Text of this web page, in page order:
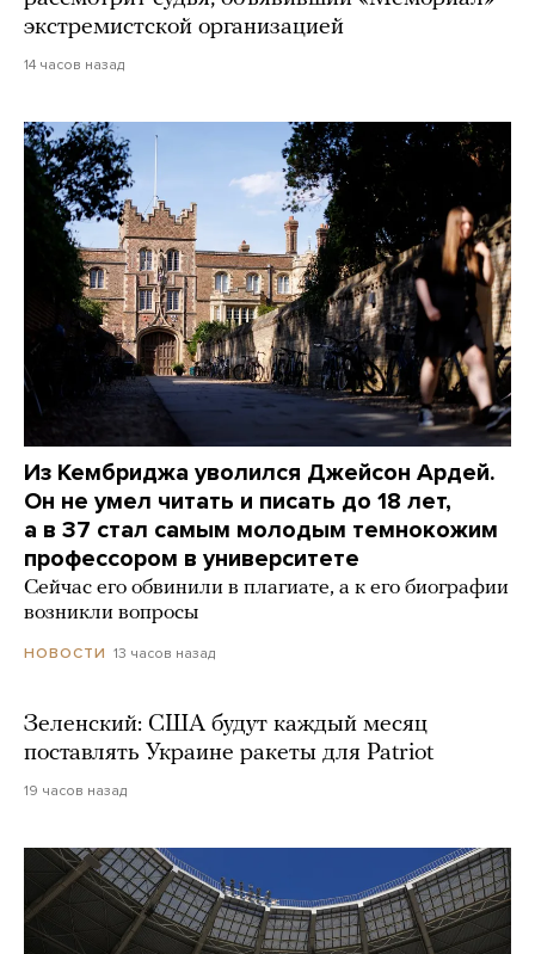
экстремистской организацией
14 часов назад
Из Кембриджа уволился Джейсон Ардей.
Он не умел читать и писать до 18 лет,
а в 37 стал самым молодым темнокожим
профессором в университете
Сейчас его обвинили в плагиате, а к его биографии
возникли вопросы
НОВОСТИ 13 часов назад
Зеленский: США будут каждый месяц
поставлять Украине ракеты для Patriot
19 часов назад